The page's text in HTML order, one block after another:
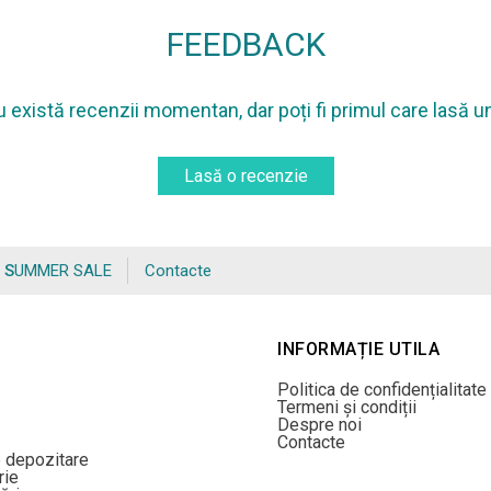
FEEDBACK
există recenzii momentan, dar poți fi primul care lasă
Lasă o recenzie
SUMMER SALE Contacte
depozitare
INFORMAȚIE UTILA
Politica de confidențialitate
Termeni și condiții
Despre noi
Contacte